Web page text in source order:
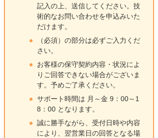
記入の上、送信してください。技
術的なお問い合わせを申込みいた
だけます。
（必須）の部分は必ずご入力くだ
さい。
お客様の保守契約内容・状況によ
りご回答できない場合がございま
す。予めご了承ください。
サポート時間は 月～金 9：00～1
8：00 となります。
誠に勝手ながら、受付日時や内容
により、翌営業日の回答となる場